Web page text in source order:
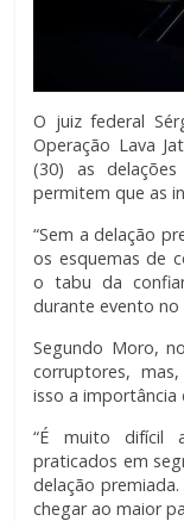
O juiz federal
Operação Lava
(30) as
permitem que as
“Sem a delação
os esquemas de
o tabu da
durante evento no
Segundo Moro,
corruptores,
isso a importância
“É muito difícil
praticados em
delação
chegar ao maior